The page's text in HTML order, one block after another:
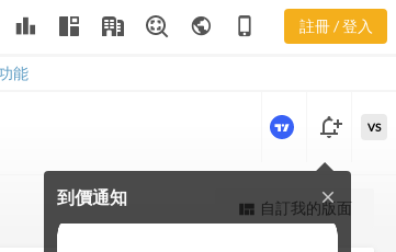
leaderboard public phone_iphone 註冊 / 登入
能
債
更強大的進階價量圖表
notification_add
到價通知 close
VS
view_quilt 自訂我的版面